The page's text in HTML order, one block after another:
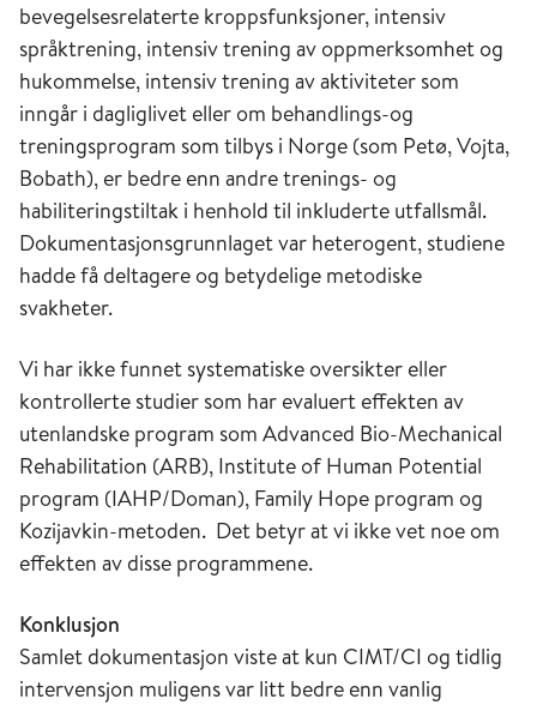
bevegelsesrelaterte kroppsfunksjoner, intensiv
språktrening, intensiv trening av oppmerksomhet og
hukommelse, intensiv trening av aktiviteter som
inngår i dagliglivet eller om behandlings-og
treningsprogram som tilbys i Norge (som Petø, Vojta,
Bobath), er bedre enn andre trenings- og
habiliteringstiltak i henhold til inkluderte utfallsmål.
Dokumentasjonsgrunnlaget var heterogent, studiene
hadde få deltagere og betydelige metodiske
svakheter.
Vi har ikke funnet systematiske oversikter eller
kontrollerte studier som har evaluert effekten av
utenlandske program som Advanced Bio-Mechanical
Rehabilitation (ARB), Institute of Human Potential
program (IAHP/Doman), Family Hope program og
Kozijavkin-metoden. Det betyr at vi ikke vet noe om
effekten av disse programmene.
Konklusjon
Samlet dokumentasjon viste at kun CIMT/CI og tidlig
intervensjon muligens var litt bedre enn vanlig